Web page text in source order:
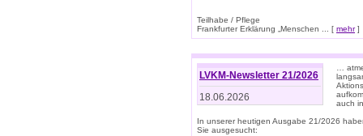
Teilhabe / Pflege
Frankfurter Erklärung „Menschen ... [ mehr]
LVKM-Newsletter 21/2026
18.06.2026
…
auch
In unserer heutigen Ausgabe 21/2026
Sie ausgesucht: